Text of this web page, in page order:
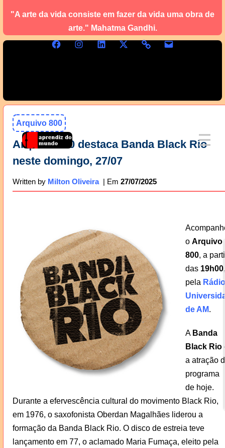
"A arte da vida consiste em fazer da vida uma obra de
arte." Mahatma Gandhi.
Arquivo 800
Arquivo 800 destaca Banda Black Rio
neste domingo, 27/07
Written by Milton Oliveira 27/07/2025
o Arquivo
800, a
das 19h00,
pela Rádio
de AM.
A Banda
Black Rio
a atração
programa
de hoje.
Durante a efervescência cultural do movimento Black Rio,
em 1976, o saxofonista Oberdan Magalhães liderou a
formação da Banda Black Rio. O disco de estreia teve
lançamento em 77, o aclamado Maria Fumaça, eleito pela